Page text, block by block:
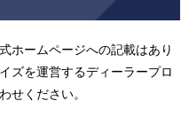
ホームページへの記載はあり
ズを運営するディーラープロ
せください。